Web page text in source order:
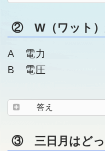
② W（ワット）
A 電力
B 電圧
答え
③ 三日月はどっ